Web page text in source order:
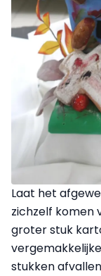
Laat het
zichzelf komen
groter stuk
stukken